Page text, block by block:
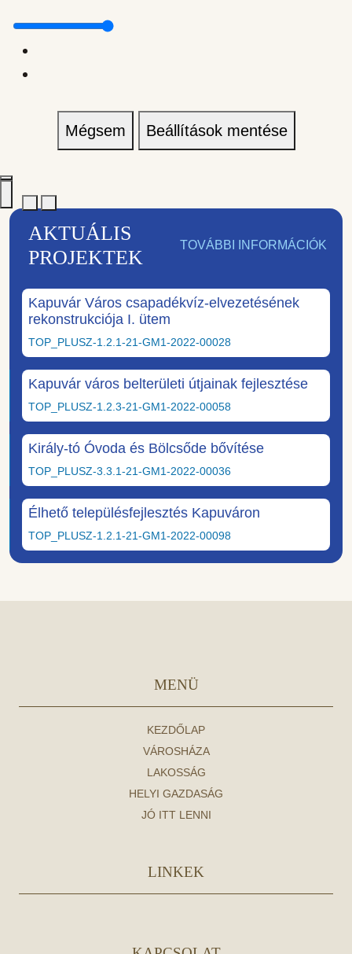
Mégsem Beállítások mentése
AKTUÁLIS
PROJEKTEK
TOVÁBBI INFORMÁCIÓK
Kapuvár Város csapadékvíz-elvezetésének
rekonstrukciója I. ütem
TOP_PLUSZ-1.2.1-21-GM1-2022-00028
Kapuvár város belterületi útjainak fejlesztése
TOP_PLUSZ-1.2.3-21-GM1-2022-00058
Király-tó Óvoda és Bölcsőde bővítése
TOP_PLUSZ-3.3.1-21-GM1-2022-00036
Élhető településfejlesztés Kapuváron
TOP_PLUSZ-1.2.1-21-GM1-2022-00098
MENÜ
KEZDŐLAP
VÁROSHÁZA
LAKOSSÁG
HELYI GAZDASÁG
JÓ ITT LENNI
LINKEK